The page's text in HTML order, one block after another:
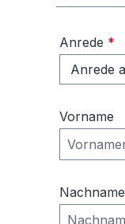
Anrede *
Vorname
Nachname